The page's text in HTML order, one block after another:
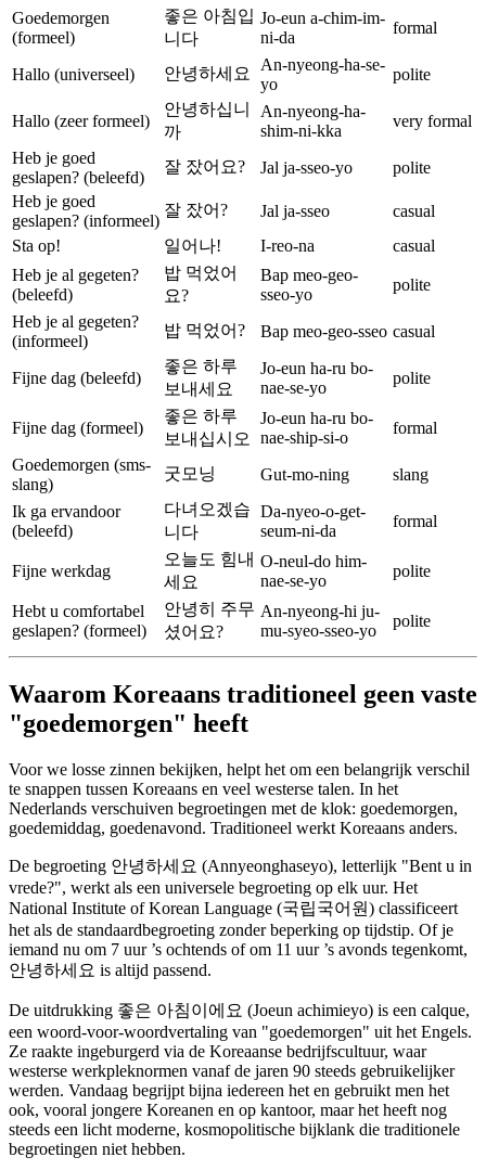
Goedemorgen
(formeel)
좋은 아침입
니다
Jo-eun a-chim-im-
ni-da
formal
Hallo (universeel) 안녕하세요
An-nyeong-ha-se-
yo
polite
Hallo (zeer formeel)
안녕하십니
까
An-nyeong-ha-
shim-ni-kka
very formal
Heb je goed
geslapen? (beleefd)
잘 잤어요? Jal ja-sseo-yo
polite
Heb je goed
geslapen? (informeel)
잘 잤어? Jal ja-sseo
casual
Sta op!
일어나! I-reo-na
casual
Heb je al gegeten?
(beleefd)
밥 먹었어
요?
Bap meo-geo-
sseo-yo
polite
Heb je al gegeten?
(informeel)
밥 먹었어? Bap meo-geo-sseo casual
Fijne dag (beleefd)
좋은 하루
보내세요
Jo-eun ha-ru bo-
nae-se-yo
polite
Fijne dag (formeel)
좋은 하루
보내십시오
Jo-eun ha-ru bo-
nae-ship-si-o
formal
Goedemorgen (sms-
slang)
굿모닝 Gut-mo-ning
slang
Ik ga ervandoor
(beleefd)
다녀오겠습
니다
Da-nyeo-o-get-
seum-ni-da
formal
Fijne werkdag
오늘도 힘내
세요
O-neul-do him-
nae-se-yo
polite
Hebt u comfortabel
geslapen? (formeel)
안녕히 주무
셨어요?
An-nyeong-hi ju-
mu-syeo-sseo-yo
polite
Waarom Koreaans traditioneel geen vaste
"goedemorgen" heeft
Voor we losse zinnen bekijken, helpt het om een belangrijk verschil
te snappen tussen Koreaans en veel westerse talen. In het
Nederlands verschuiven begroetingen met de klok: goedemorgen,
goedemiddag, goedenavond. Traditioneel werkt Koreaans anders.
De begroeting 안녕하세요 (Annyeonghaseyo), letterlijk "Bent u in
vrede?", werkt als een universele begroeting op elk uur. Het
National Institute of Korean Language (국립국어원) classificeert
het als de standaardbegroeting zonder beperking op tijdstip. Of je
iemand nu om 7 uur ’s ochtends of om 11 uur ’s avonds tegenkomt,
안녕하세요 is altijd passend.
De uitdrukking 좋은 아침이에요 (Joeun achimieyo) is een calque,
een woord-voor-woordvertaling van "goedemorgen" uit het Engels.
Ze raakte ingeburgerd via de Koreaanse bedrijfscultuur, waar
westerse werkpleknormen vanaf de jaren 90 steeds gebruikelijker
werden. Vandaag begrijpt bijna iedereen het en gebruikt men het
ook, vooral jongere Koreanen en op kantoor, maar het heeft nog
steeds een licht moderne, kosmopolitische bijklank die traditionele
begroetingen niet hebben.